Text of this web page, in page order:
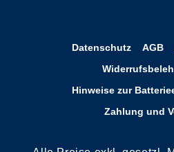
Datenschutz AGB
Hinweise zur
Zahlung und